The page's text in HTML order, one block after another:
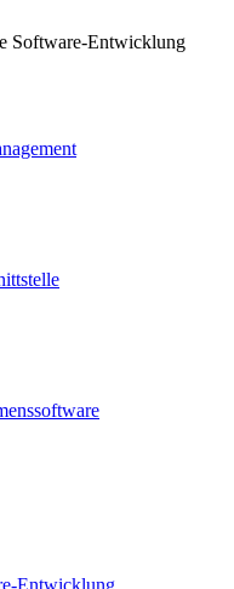
Software-Entwicklung
Entwicklung